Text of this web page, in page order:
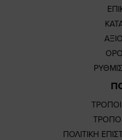
ΠΟΛΙΤΙΚΗ